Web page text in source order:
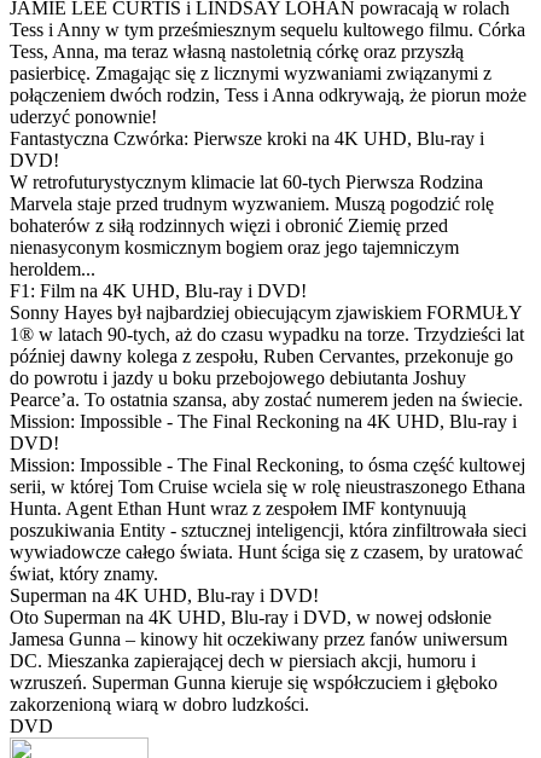
JAMIE LEE CURTIS i LINDSAY LOHAN powracają w rolach
Tess i Anny w tym prześmiesznym sequelu kultowego filmu. Córka
Tess, Anna, ma teraz własną nastoletnią córkę oraz przyszłą
pasierbicę. Zmagając się z licznymi wyzwaniami związanymi z
połączeniem dwóch rodzin, Tess i Anna odkrywają, że piorun może
uderzyć ponownie!
Fantastyczna Czwórka: Pierwsze kroki na 4K UHD, Blu-ray i
DVD!
W retrofuturystycznym klimacie lat 60-tych Pierwsza Rodzina
Marvela staje przed trudnym wyzwaniem. Muszą pogodzić rolę
bohaterów z siłą rodzinnych więzi i obronić Ziemię przed
nienasyconym kosmicznym bogiem oraz jego tajemniczym
heroldem...
F1: Film na 4K UHD, Blu-ray i DVD!
Sonny Hayes był najbardziej obiecującym zjawiskiem FORMUŁY
1® w latach 90-tych, aż do czasu wypadku na torze. Trzydzieści lat
później dawny kolega z zespołu, Ruben Cervantes, przekonuje go
do powrotu i jazdy u boku przebojowego debiutanta Joshuy
Pearce’a. To ostatnia szansa, aby zostać numerem jeden na świecie.
Mission: Impossible - The Final Reckoning na 4K UHD, Blu-ray i
DVD!
Mission: Impossible - The Final Reckoning, to ósma część kultowej
serii, w której Tom Cruise wciela się w rolę nieustraszonego Ethana
Hunta. Agent Ethan Hunt wraz z zespołem IMF kontynuują
poszukiwania Entity - sztucznej inteligencji, która zinfiltrowała sieci
wywiadowcze całego świata. Hunt ściga się z czasem, by uratować
świat, który znamy.
Superman na 4K UHD, Blu-ray i DVD!
Oto Superman na 4K UHD, Blu-ray i DVD, w nowej odsłonie
Jamesa Gunna – kinowy hit oczekiwany przez fanów uniwersum
DC. Mieszanka zapierającej dech w piersiach akcji, humoru i
wzruszeń. Superman Gunna kieruje się współczuciem i głęboko
zakorzenioną wiarą w dobro ludzkości.
DVD